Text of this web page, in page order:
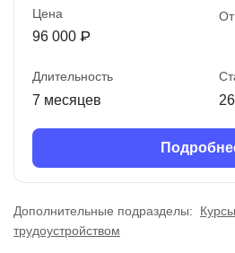
Цена
96 000 ₽
От
Длительность
7 месяцев
Дополнительные подразделы:
трудоустройством